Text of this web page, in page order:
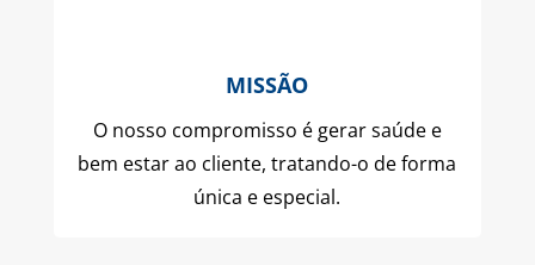
MISSÃO
O nosso compromisso é gerar saúde e
bem estar ao cliente, tratando-o de forma
única e especial.